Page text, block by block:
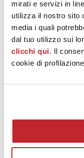
mirati e servizi in
utilizza il nostro sito
media i quali
dal tuo utilizzo sui
clicchi qui. Il
cookie di
riflessione e
prevenzione e della
professionisti di
dialogo costruttivo e la
sono stati realizzati oltre
tematiche,
dell’impegno di Florim
nel segno della